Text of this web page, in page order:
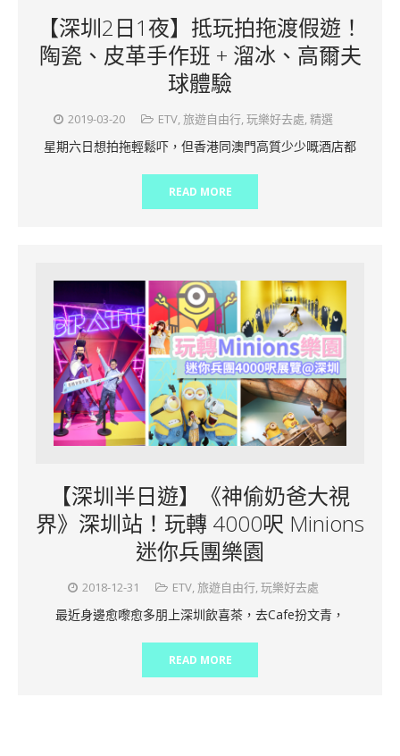
【深圳2日1夜】抵玩拍拖渡假遊！
陶瓷、皮革手作班 + 溜冰、高爾夫
球體驗
2019-03-20 ETV,旅遊自由行,玩樂好去處,精選
星期六日想拍拖輕鬆吓，但香港同澳門高質少少嘅酒店都
READ MORE
【深圳半日遊】《神偷奶爸大視
界》深圳站！玩轉 4000呎 Minions
迷你兵團樂園
2018-12-31 ETV 旅遊自由行 玩樂好去處
最近身邊愈嚟愈多朋上深圳飲喜茶，去Cafe扮文青，
READ MORE